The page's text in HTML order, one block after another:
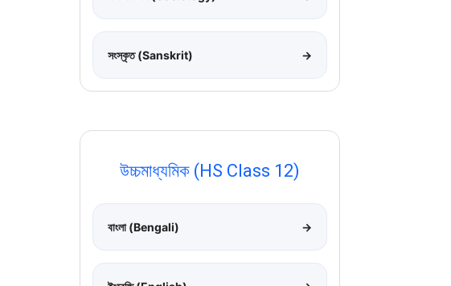
সংস্কৃত (Sanskrit) →
উচ্চমাধ্যমিক (HS Class 12)
বাংলা (Bengali) →